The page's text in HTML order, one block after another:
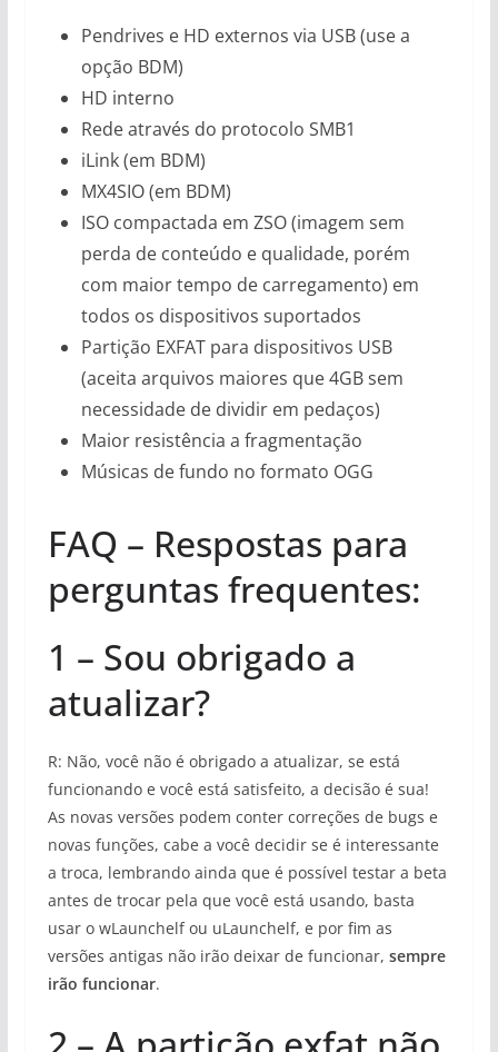
Pendrives e HD externos via USB (use a
opção BDM)
HD interno
Rede através do protocolo SMB1
iLink (em BDM)
MX4SIO (em BDM)
ISO compactada em ZSO (imagem sem
perda de conteúdo e qualidade, porém
com maior tempo de carregamento) em
todos os dispositivos suportados
Partição EXFAT para dispositivos USB
(aceita arquivos maiores que 4GB sem
necessidade de dividir em pedaços)
Maior resistência a fragmentação
Músicas de fundo no formato OGG
FAQ – Respostas para
perguntas frequentes:
1 – Sou obrigado a
atualizar?
R: Não, você não é obrigado a atualizar, se está
funcionando e você está satisfeito, a decisão é sua!
As novas versões podem conter correções de bugs e
novas funções, cabe a você decidir se é interessante
a troca, lembrando ainda que é possível testar a beta
antes de trocar pela que você está usando, basta
usar o wLaunchelf ou uLaunchelf, e por fim as
versões antigas não irão deixar de funcionar, sempre
irão funcionar.